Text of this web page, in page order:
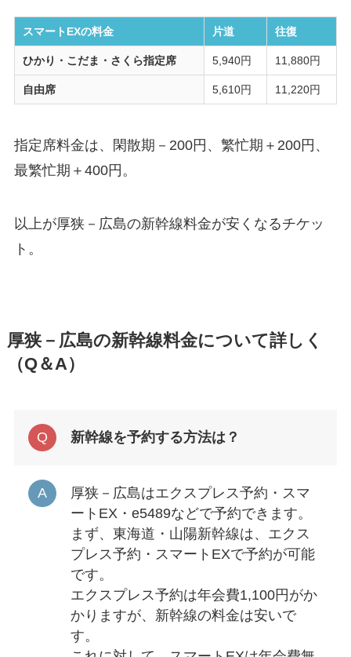
スマートEXの料金 片道 往復
ひかり・こだま・さくら指定席 5,940円 11,880円
自由席 5,610円 11,220円
指定席料金は、閑散期－200円、繁忙期＋200円、
最繁忙期＋400円。
以上が厚狭－広島の新幹線料金が安くなるチケッ
ト。
厚狭－広島の新幹線料金について詳しく
（Q＆A）
新幹線を予約する方法は？
厚狭－広島はエクスプレス予約・スマ
ートEX・e5489などで予約できます。
まず、東海道・山陽新幹線は、エクス
プレス予約・スマートEXで予約が可能
です。
エクスプレス予約は年会費1,100円がか
かりますが、新幹線の料金は安いで
す。